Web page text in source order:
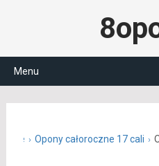
Menu
Opony całoroczne 17 cali